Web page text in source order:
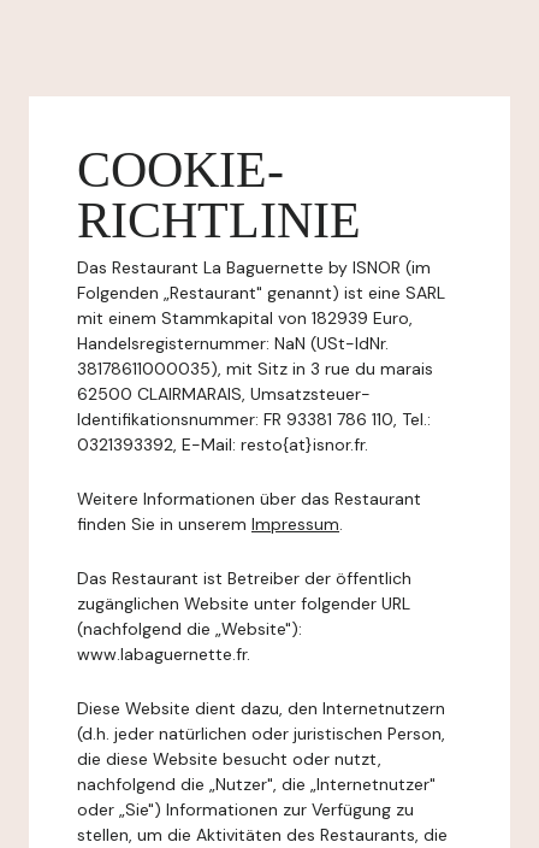
COOKIE-
RICHTLINIE
Das Restaurant La Baguernette by ISNOR (im
Folgenden „Restaurant" genannt) ist eine SARL
mit einem Stammkapital von 182939 Euro,
Handelsregisternummer: NaN (USt-IdNr.
38178611000035), mit Sitz in 3 rue du marais
62500 CLAIRMARAIS, Umsatzsteuer-
Identifikationsnummer: FR 93381 786 110, Tel.:
0321393392, E-Mail: resto{at}isnor.fr.
Weitere Informationen über das Restaurant
finden Sie in unserem Impressum.
Das Restaurant ist Betreiber der öffentlich
zugänglichen Website unter folgender URL
(nachfolgend die „Website"):
www.labaguernette.fr.
Diese Website dient dazu, den Internetnutzern
(d.h. jeder natürlichen oder juristischen Person,
die diese Website besucht oder nutzt,
nachfolgend die „Nutzer", die „Internetnutzer"
oder „Sie") Informationen zur Verfügung zu
stellen, um die Aktivitäten des Restaurants, die